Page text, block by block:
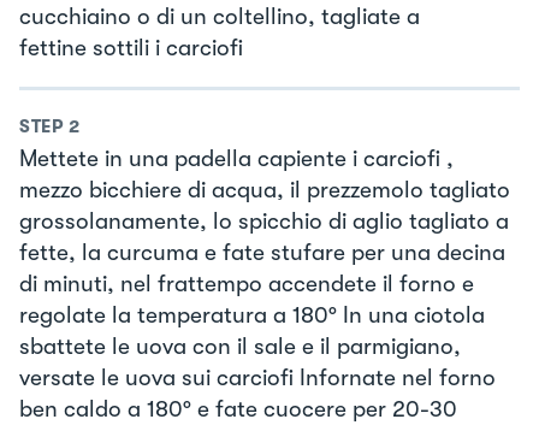
cucchiaino o di un coltellino, tagliate a
fettine sottili i carciofi
STEP 2
Mettete in una padella capiente i carciofi ,
mezzo bicchiere di acqua, il prezzemolo tagliato
grossolanamente, lo spicchio di aglio tagliato a
fette, la curcuma e fate stufare per una decina
di minuti, nel frattempo accendete il forno e
regolate la temperatura a 180° In una ciotola
sbattete le uova con il sale e il parmigiano,
versate le uova sui carciofi Infornate nel forno
ben caldo a 180° e fate cuocere per 20-30